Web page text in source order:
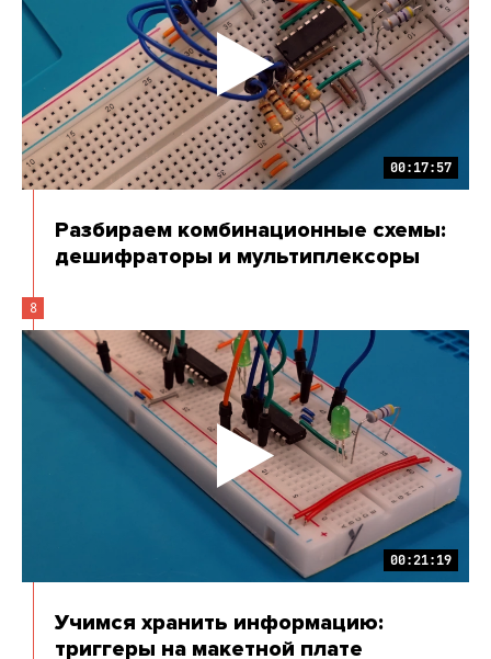
00:17:57
Разбираем комбинационные схемы:
дешифраторы и мультиплексоры
8
00:21:19
Учимся хранить информацию:
триггеры на макетной плате